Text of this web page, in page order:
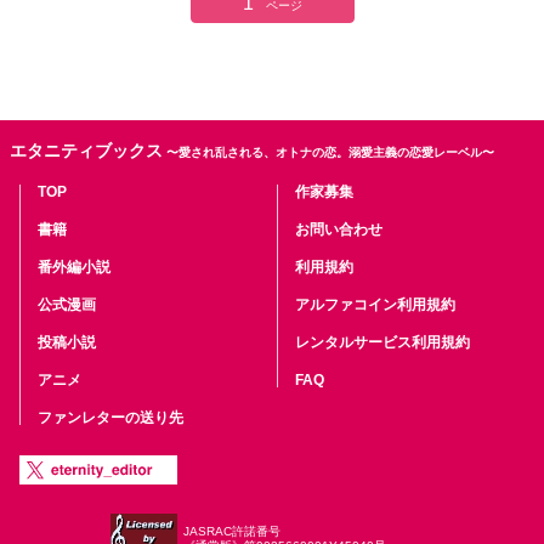
ページ
エタニティブックス 〜愛され乱される、オトナの恋。溺愛主義の恋愛レーベル〜
TOP
書籍
番外編小説
公式漫画
投稿小説
アニメ
ファンレターの送り先
作家募集
お問い合わせ
利用規約
アルファコイン利用規約
レンタルサービス利用規約
FAQ
JASRAC許諾番号